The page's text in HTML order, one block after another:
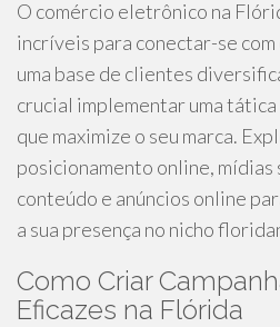
O comércio eletrônico na
incríveis para conectar-se
uma base de clientes
crucial implementar uma
que maximize o seu marca.
posicionamento online, mídias
conteúdo e anúncios online
a sua presença no nicho
Como Criar
Eficazes na Flórida